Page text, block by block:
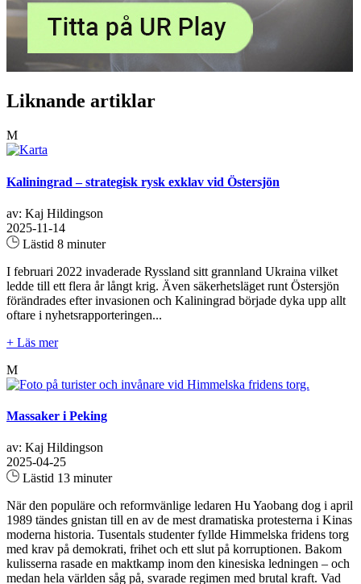
Liknande artiklar
M
Kaliningrad – strategisk rysk exklav vid Östersjön
av: Kaj Hildingson
2025-11-14
Lästid 8 minuter
I februari 2022 invaderade Ryssland sitt grannland Ukraina vilket
ledde till ett flera år långt krig. Även säkerhetsläget runt Östersjön
förändrades efter invasionen och Kaliningrad började dyka upp allt
oftare i nyhetsrapporteringen...
+ Läs mer
M
Massaker i Peking
av: Kaj Hildingson
2025-04-25
Lästid 13 minuter
När den populäre och reformvänlige ledaren Hu Yaobang dog i april
1989 tändes gnistan till en av de mest dramatiska protesterna i Kinas
moderna historia. Tusentals studenter fyllde Himmelska fridens torg
med krav på demokrati, frihet och ett slut på korruptionen. Bakom
kulisserna rasade en maktkamp inom den kinesiska ledningen – och
medan hela världen såg på, svarade regimen med brutal kraft. Vad